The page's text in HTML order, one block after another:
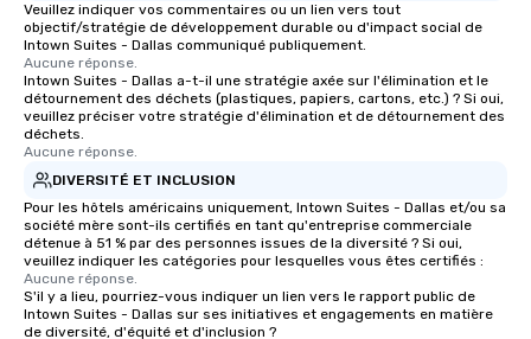
Veuillez indiquer vos commentaires ou un lien vers tout
objectif/stratégie de développement durable ou d'impact social de
Intown Suites - Dallas communiqué publiquement.
Aucune réponse.
Intown Suites - Dallas a-t-il une stratégie axée sur l'élimination et le
détournement des déchets (plastiques, papiers, cartons, etc.) ? Si oui,
veuillez préciser votre stratégie d'élimination et de détournement des
déchets.
Aucune réponse.
DIVERSITÉ ET INCLUSION
Pour les hôtels américains uniquement, Intown Suites - Dallas et/ou sa
société mère sont-ils certifiés en tant qu'entreprise commerciale
détenue à 51 % par des personnes issues de la diversité ? Si oui,
veuillez indiquer les catégories pour lesquelles vous êtes certifiés :
Aucune réponse.
S'il y a lieu, pourriez-vous indiquer un lien vers le rapport public de
Intown Suites - Dallas sur ses initiatives et engagements en matière
de diversité, d'équité et d'inclusion ?